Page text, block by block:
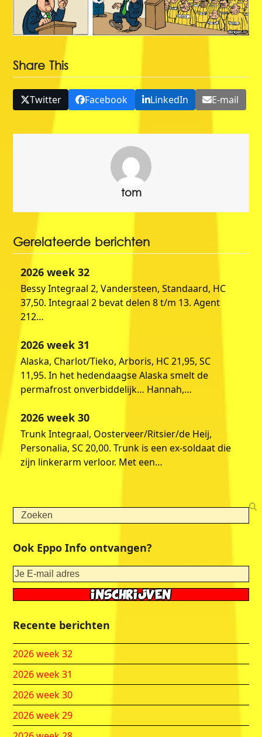
Share This
Twitter Facebook LinkedIn E-mail
tom
Gerelateerde berichten
2026 week 32
Bessy Integraal 2, Vandersteen, Standaard, HC
37,50. Integraal 2 bevat delen 8 t/m 13. Agent
212…
2026 week 31
Alaska, Charlot/Tieko, Arboris, HC 21,95, SC
11,95. In het hedendaagse Alaska smelt de
permafrost onverbiddelijk… Hannah,…
2026 week 30
Trunk Integraal, Oosterveer/Ritsier/de Heij,
Personalia, SC 20,00. Trunk is een ex-soldaat die
zijn linkerarm verloor. Met een…
Search
Ook Eppo Info ontvangen?
Recente berichten
2026 week 32
2026 week 31
2026 week 30
2026 week 29